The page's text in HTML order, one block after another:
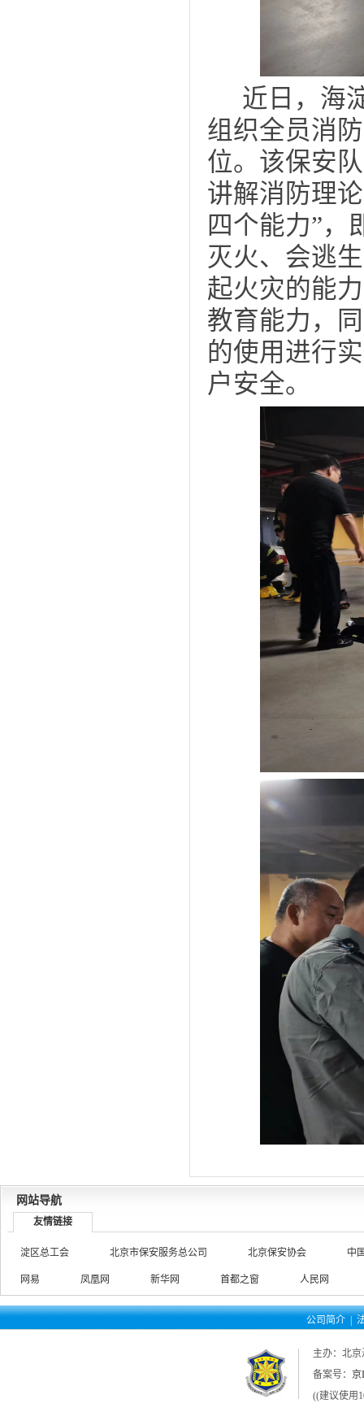
近日，海
组织全员消
位。该保安
讲解消防理
四个能力”，
灭火、会逃
起火灾的能
教育能力，
的使用进行
户安全。
网站导航
友情链接
淀区总工会 北京市保安服务总公司 北京保安协会 中
网易 凤凰网 新华网 首都之窗 人民网
公司简介 |
主办：北
备案号： 京
((建议使用